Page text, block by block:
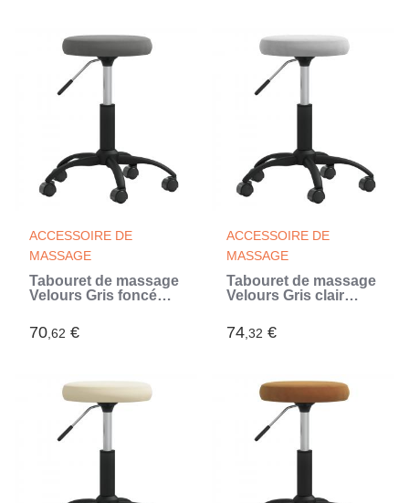
ACCESSOIRE DE
MASSAGE
Tabouret de massage
Velours Gris foncé
70,62 €
ACCESSOIRE DE
MASSAGE
Tabouret de massage
Velours Gris clair
74,32 €